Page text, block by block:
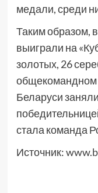
медали, среди
Таким образом,
выиграли на
золотых, 26
общекомандном
Беларуси
стала команда
Источник: